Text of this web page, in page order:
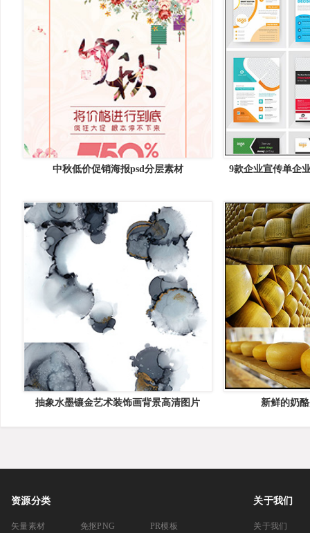
中秋低价促销海报psd分层素材 9款企业宣传单企
抽象水墨镶金艺术装饰画背景高清图片 新鲜的奶
资源分类
矢量素材 免抠PNG PR模板
关于我们
关于我们